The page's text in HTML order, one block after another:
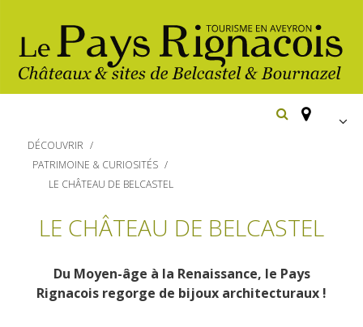
imprescindibles
Belcastel: pueblo y castillo
Bournazel: pueblo y castillo
Cicloturismo
Hoteles y centros
DÉCOUVRIR
PATRIMOINE & CURIOSITÉS
LE CHÂTEAU DE BELCASTEL
LE CHÂTEAU DE BELCASTEL
Du Moyen-âge à la Renaissance, le Pays
Rignacois regorge de bijoux architecturaux !